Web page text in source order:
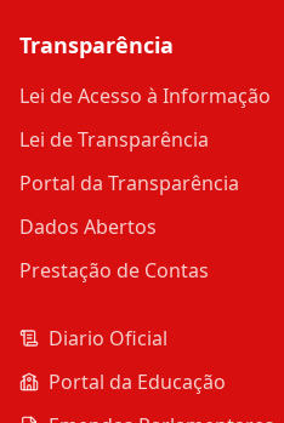
Transparência
Lei de Acesso à Informação
Lei de Transparência
Portal da Transparência
Dados Abertos
Prestação de Contas
Diario Oficial
Portal da Educação